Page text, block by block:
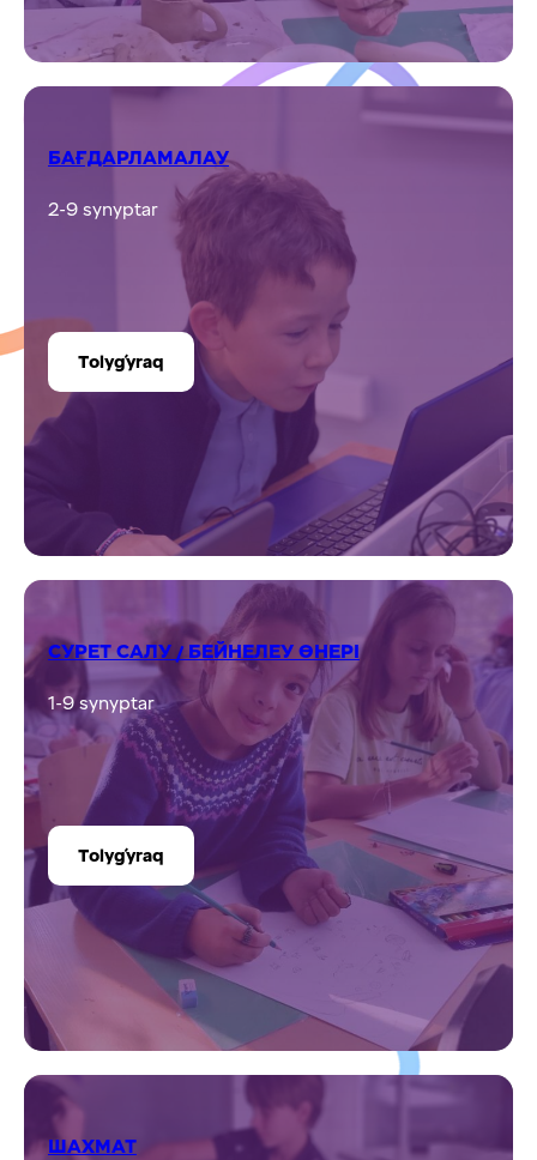
БАҒДАРЛАМАЛАУ
2-9 synyptar
Tolyǵyraq
СУРЕТ САЛУ / БЕЙНЕЛЕУ ӨНЕРІ
1-9 synyptar
Tolyǵyraq
ШАХМАТ